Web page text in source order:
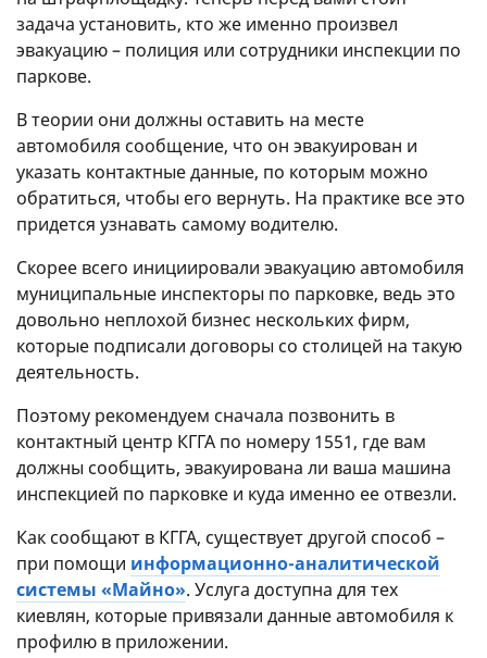
задача установить, кто же именно произвел
эвакуацию – полиция или сотрудники инспекции по
паркове.
В теории они должны оставить на месте
автомобиля сообщение, что он эвакуирован и
указать контактные данные, по которым можно
обратиться, чтобы его вернуть. На практике все это
придется узнавать самому водителю.
Скорее всего инициировали эвакуацию автомобиля
муниципальные инспекторы по парковке, ведь это
довольно неплохой бизнес нескольких фирм,
которые подписали договоры со столицей на такую
деятельность.
Поэтому рекомендуем сначала позвонить в
контактный центр КГГА по номеру 1551, где вам
должны сообщить, эвакуирована ли ваша машина
инспекцией по парковке и куда именно ее отвезли.
Как сообщают в КГГА, существует другой способ –
при помощи информационно-аналитической
системы «Майно». Услуга доступна для тех
киевлян, которые привязали данные автомобиля к
профилю в приложении.